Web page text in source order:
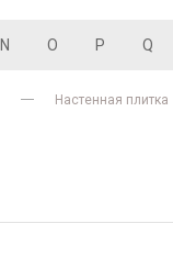
N O P Q
Настенная плитка